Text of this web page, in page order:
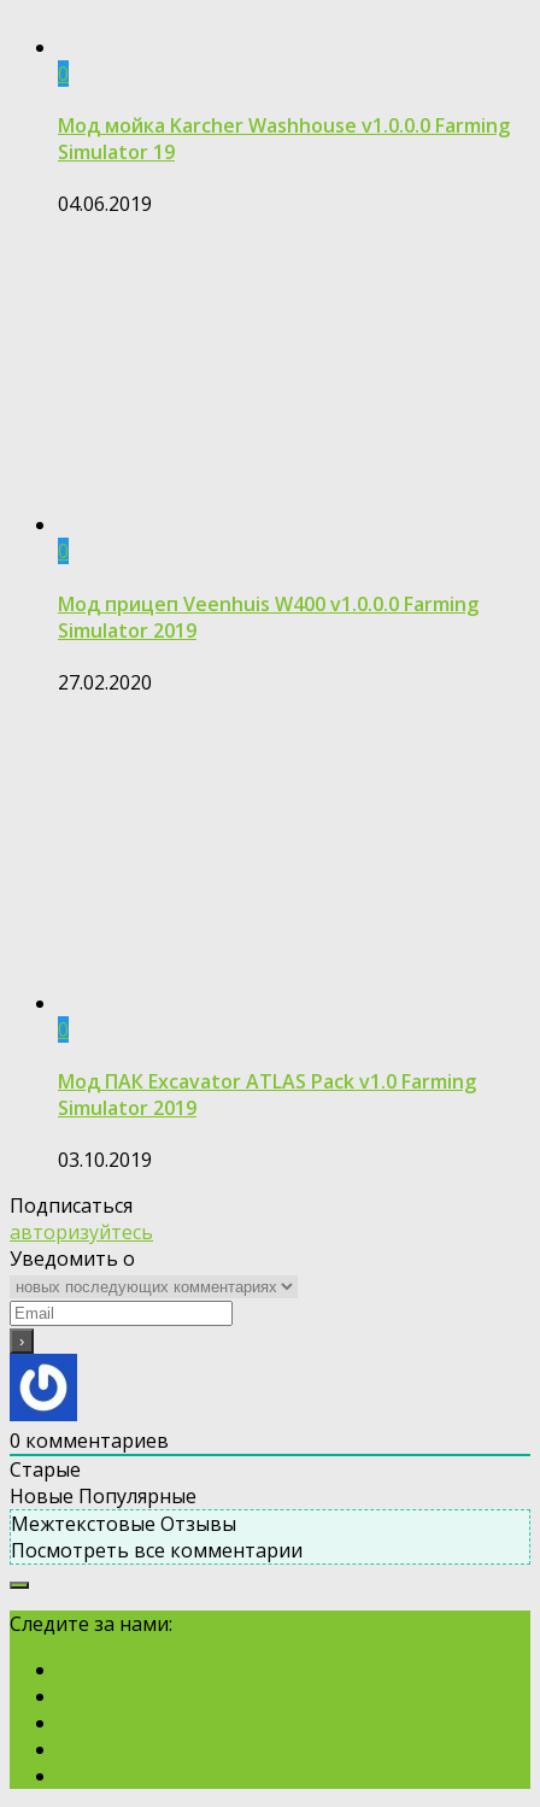
0
Мод мойка Karcher Washhouse v1.0.0.0 Farming
Simulator 19
04.06.2019
0
Мод прицеп Veenhuis W400 v1.0.0.0 Farming
Simulator 2019
27.02.2020
0
Мод ПАК Excavator ATLAS Pack v1.0 Farming
Simulator 2019
03.10.2019
Подписаться
авторизуйтесь
Уведомить о
0 комментариев
Старые
Новые Популярные
Межтекстовые Отзывы
Посмотреть все комментарии
Следите за нами: